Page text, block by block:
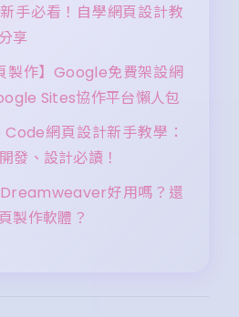
手必看！自學網頁設計教
享
製作】Google免費架設網
Sites協作平台懶人包
網頁設計新手教學：
發、設計必讀！
好用嗎？還
製作軟體？